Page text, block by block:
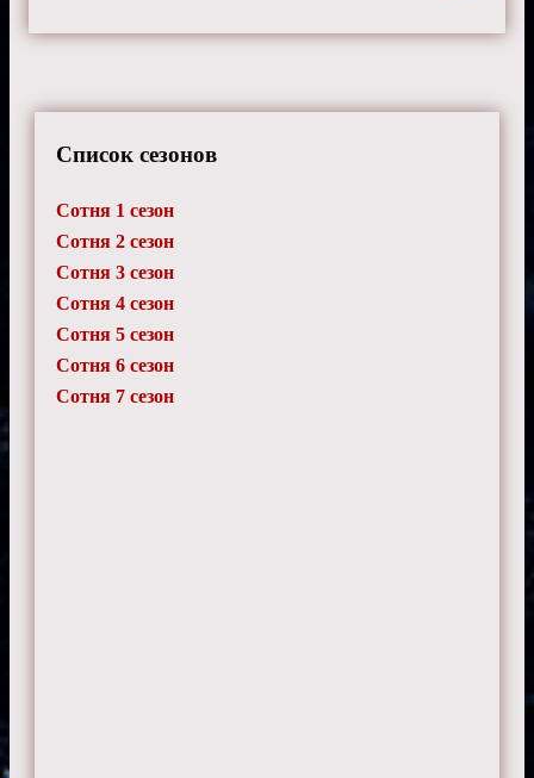
Список сезонов
Сотня 1 сезон
Сотня 2 сезон
Сотня 3 сезон
Сотня 4 сезон
Сотня 5 сезон
Сотня 6 сезон
Сотня 7 сезон